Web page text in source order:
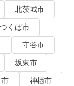
北茨城市
つくば市
守谷市
坂東市
神栖市